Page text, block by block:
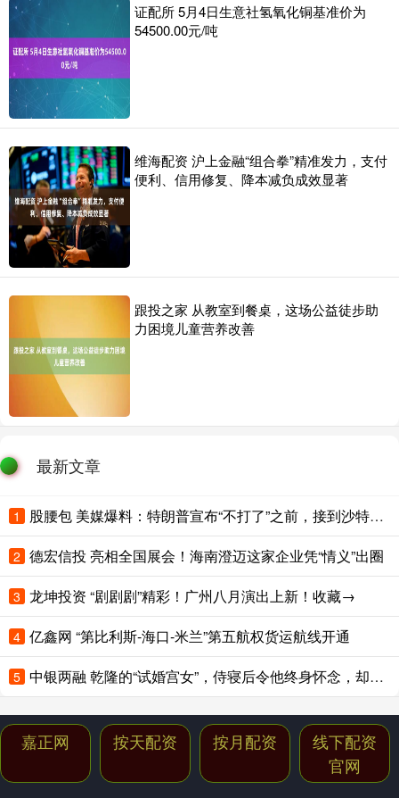
证配所 5月4日生意社氢氧化铜基准价为
54500.00元/吨
维海配资 沪上金融“组合拳”精准发力，支付
便利、信用修复、降本减负成效显著
跟投之家 从教室到餐桌，这场公益徒步助
力困境儿童营养改善
最新文章
1 股腰包 美媒爆料：特朗普宣布“不打了”之前，接到沙特王储电话；卡塔尔、阿联酋、土耳其、巴基斯坦集体发声
2 德宏信投 亮相全国展会！海南澄迈这家企业凭“情义”出圈
3 龙坤投资 “剧剧剧”精彩！广州八月演出上新！收藏→
4 亿鑫网 “第比利斯-海口-米兰”第五航权货运航线开通
5 中银两融 乾隆的“试婚宫女”，侍寝后令他终身怀念，却在多年后骂死她儿子
嘉正网 按天配资 按月配资
线下配资
官网